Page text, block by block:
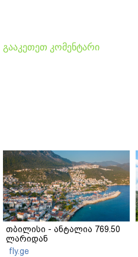
გააკეთეთ კომენტარი
თბილისი - ანტალია 769.50
ლარიდან
fly.ge